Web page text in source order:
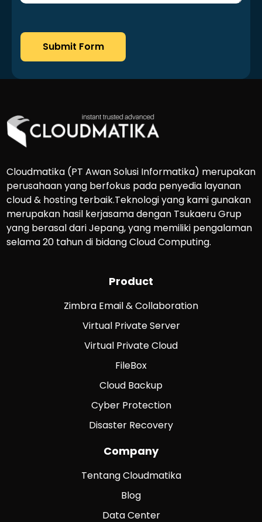
Submit Form
Cloudmatika (PT Awan Solusi Informatika) merupakan
perusahaan yang berfokus pada penyedia layanan
cloud & hosting terbaik.Teknologi yang kami gunakan
merupakan hasil kerjasama dengan Tsukaeru Grup
yang berasal dari Jepang, yang memiliki pengalaman
selama 20 tahun di bidang Cloud Computing.
Product
Zimbra Email & Collaboration
Virtual Private Server
Virtual Private Cloud
FileBox
Cloud Backup
Cyber Protection
Disaster Recovery
Company
Tentang Cloudmatika
Blog
Data Center